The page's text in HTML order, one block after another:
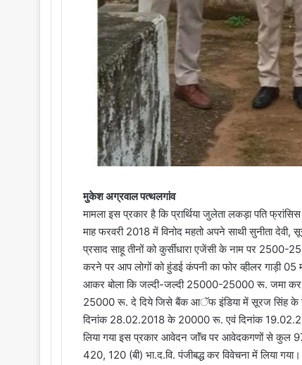
मुकेश अग्रवाल पत्थलगांव
मामला इस प्रकार है कि प्रार्थिया जुलेता लकड़ा पति
माह फरवरी 2018 में विनोद महतो अपने साथी सुनीता देवी,
प्रसाद साहू तीनों को कुर्सीधारा एजेंसी के नाम पर
करने पर आप लोगों को हुंडई कंपनी का फोर व्हीलर गाड़ी 05
आकर बोला कि जल्दी-जल्दी 25000-25000 रू. जमा
25000 रू. दे दिये जिसे बैंक आॅफ इंडिया में सूरज सिंह के
दिनांक 28.02.2018 के 20000 रू. एवं दिनांक
लिया गया इस प्रकार आवेदन जाॅंच पर आवेदकगणों से कुल
420, 120 (बी) भा.द.वि. पंजीबद्ध कर विवेचना में लिया